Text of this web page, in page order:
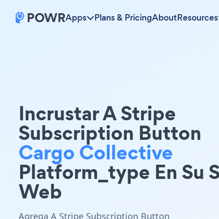
Apps Plans & PricingAboutResources
Incrustar A Stripe
Subscription Button
Cargo Collective
Platform_type En Su
Web
Agrega A Stripe Subscription Button